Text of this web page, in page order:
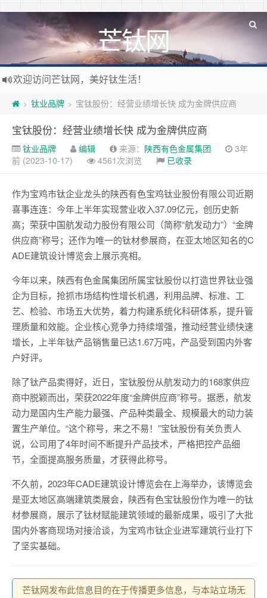
芒钛网
欢迎访问芒钛网，美好钛生活！
> 钛业品牌 > 宝钛股份：经营业绩增长快 成为金牌供应商
宝钛股份：经营业绩增长快 成为金牌供应商
钛业品牌 编辑 来源： 陕西有色金属集团
3年
前 (2023-10-17)
4561次浏览 已收录
作为宝鸡市钛企业龙头的陕西有色宝鸡钛业股份有限公司近期
喜事连连：今年上半年实现营业收入37.09亿元，创历史新
高；荣获中国航发动力股份有限公司（简称“航发动力”）“金牌
供应商”称号；还作为唯一的钛材参展商，在亚太地区知名的C
ADE建筑设计博览会上展示亮相。
今年以来，陕西有色金属集团所属宝钛股份以打造世界钛业强
企为目标，抢抓市场结构性增长机遇，利用品牌、标准、工
艺、检验、市场五大优势，着力构建系统化科研体系，提升管
理质量和效能。企业核心竞争力持续增强，推动经营业绩快速
增长，上半年钛产品销售量已达1.67万吨，产品受到国内外客
户好评。
除了钛产品卖得好，近日，宝钛股份从航发动力的168家供应
商中脱颖而出，荣获2022年度“金牌供应商”称号。据悉，航发
动力是国内生产能力最强、产品种类最全、规模最大的动力装
置生产单位。“这个称号，来之不易！”宝钛股份有关负责人
说，公司用了4年时间不断提升产品技术，严格把控产品细
节，全面提高服务质量，才获得此称号。
不久前，2023年CADE建筑设计博览会在上海举办，该博览会
是亚太地区高端建筑类展会，陕西有色宝钛股份作为唯一的钛
材参展商，展示了钛材赋能建筑领域的最新成果，吸引了大批
国内外客商现场对接洽谈，为宝鸡市钛企业进军建筑行业打下
了坚实基础。
芒钛网发布此信息目的在于传播更多信息，与本站立场无